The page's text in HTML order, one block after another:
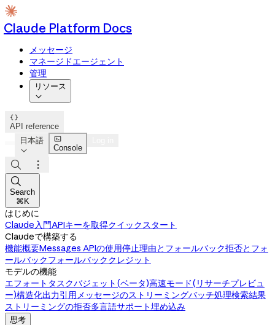
Claude Platform Docs
メッセージ
マネージドエージェント
管理
リソース


API reference
日本語


Console



Search
⌘K
はじめに
Claude入門APIキーを取得クイックスタート
Claudeで構築する
機能概要Messages APIの使用停止理由とフォールバック拒否とフォ
ールバックフォールバッククレジット
モデルの機能
エフォート タスクバジェット(ベータ)高速モード(リサーチプレビュ
ー)構造化出力引用メッセージのストリーミングバッチ処理検索結果
ストリーミングの拒否多言語サポート埋め込み
思考